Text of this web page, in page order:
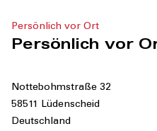
Persönlich vor Ort
Persönlich vor
Nottebohmstraße 32
58511 Lüdenscheid
Deutschland